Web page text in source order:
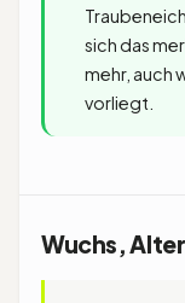
sich das
mehr, auch
vorliegt.
Wuchs,